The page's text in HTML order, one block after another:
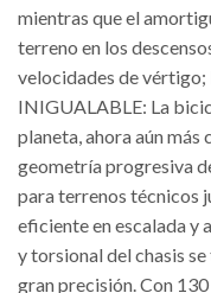
mientras que el
terreno en los
velocidades de vértigo;
INIGUALABLE: La
planeta, ahora aún más
geometría progresiva
para terrenos técnicos
eficiente en escalada y
y torsional del chasis
gran precisión. Con